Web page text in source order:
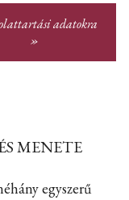
adatokra
»
MENETE
egyszerű